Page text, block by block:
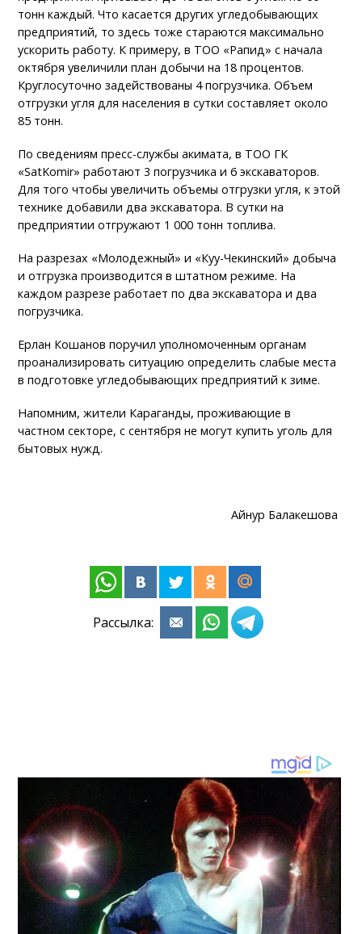
тонн каждый. Что касается других угледобывающих
предприятий, то здесь тоже стараются максимально
ускорить работу. К примеру, в ТОО «Рапид» с начала
октября увеличили план добычи на 18 процентов.
Круглосуточно задействованы 4 погрузчика. Объем
отгрузки угля для населения в сутки составляет около
85 тонн.
По сведениям пресс-службы акимата, в ТОО ГК
«SatKomir» работают 3 погрузчика и 6 экскаваторов.
Для того чтобы увеличить объемы отгрузки угля, к этой
технике добавили два экскаватора. В сутки на
предприятии отгружают 1 000 тонн топлива.
На разрезах «Молодежный» и «Куу-Чекинский» добыча
и отгрузка производится в штатном режиме. На
каждом разрезе работает по два экскаватора и два
погрузчика.
Ерлан Кошанов поручил уполномоченным органам
проанализировать ситуацию определить слабые места
в подготовке угледобывающих предприятий к зиме.
Напомним, жители Караганды, проживающие в
частном секторе, с сентября не могут купить уголь для
бытовых нужд.
Айнур Балакешова
Рассылка: